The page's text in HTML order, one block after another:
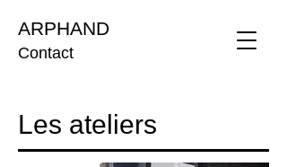
ARPHAND
Contact
Les ateliers